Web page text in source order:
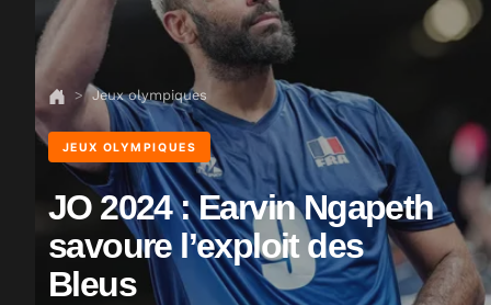
Jeux olympiques
JEUX OLYMPIQUES
JO 2024 : Earvin Ngapeth
savoure l’exploit des
Bleus